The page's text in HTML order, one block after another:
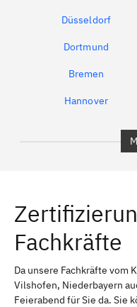
Düsseldorf
Dortmund
Bremen
Hannover
Erlangen
Bayreuth
Schweinfurt
Fachkräfte
Da unsere Fachkräfte vom
Vilshofen, Niederbayern
Feierabend für Sie da. Sie